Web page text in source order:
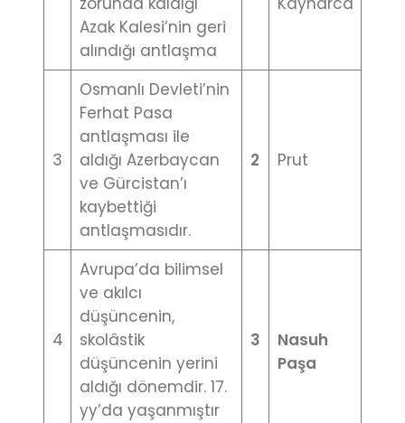
Azak Kalesi’nin geri
alındığı antlaşma
3
Osmanlı Devleti’nin
Ferhat Pasa
antlaşması ile
aldığı Azerbaycan
ve Gürcistan’ı
kaybettiği
antlaşmasıdır.
2 Prut
4
Avrupa’da bilimsel
ve akılcı
düşüncenin,
skolâstik
düşüncenin yerini
aldığı dönemdir. 17.
yy’da yaşanmıştır
3
Nasuh
Paşa